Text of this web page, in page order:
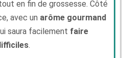
en fin de grossesse. Côté
avec un arôme gourmand
saura facilement faire
.